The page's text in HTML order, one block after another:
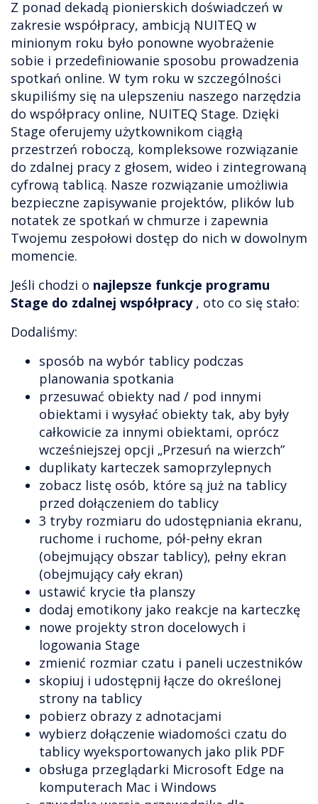
Z ponad dekadą pionierskich doświadczeń w
zakresie współpracy, ambicją NUITEQ w
minionym roku było ponowne wyobrażenie
sobie i przedefiniowanie sposobu prowadzenia
spotkań online. W tym roku w szczególności
skupiliśmy się na ulepszeniu naszego narzędzia
do współpracy online, NUITEQ Stage. Dzięki
Stage oferujemy użytkownikom ciągłą
przestrzeń roboczą, kompleksowe rozwiązanie
do zdalnej pracy z głosem, wideo i zintegrowaną
cyfrową tablicą. Nasze rozwiązanie umożliwia
bezpieczne zapisywanie projektów, plików lub
notatek ze spotkań w chmurze i zapewnia
Twojemu zespołowi dostęp do nich w dowolnym
momencie.
Jeśli chodzi o najlepsze funkcje programu
Stage do zdalnej współpracy, oto co się stało:
Dodaliśmy:
sposób na wybór tablicy podczas
planowania spotkania
przesuwać obiekty nad / pod innymi
obiektami i wysyłać obiekty tak, aby były
całkowicie za innymi obiektami, oprócz
wcześniejszej opcji „Przesuń na wierzch”
duplikaty karteczek samoprzylepnych
zobacz listę osób, które są już na tablicy
przed dołączeniem do tablicy
3 tryby rozmiaru do udostępniania ekranu,
ruchome i ruchome, pół-pełny ekran
(obejmujący obszar tablicy), pełny ekran
(obejmujący cały ekran)
ustawić krycie tła planszy
dodaj emotikony jako reakcje na karteczkę
nowe projekty stron docelowych i
logowania Stage
zmienić rozmiar czatu i paneli uczestników
skopiuj i udostępnij łącze do określonej
strony na tablicy
pobierz obrazy z adnotacjami
wybierz dołączenie wiadomości czatu do
tablicy wyeksportowanych jako plik PDF
obsługa przeglądarki Microsoft Edge na
komputerach Mac i Windows